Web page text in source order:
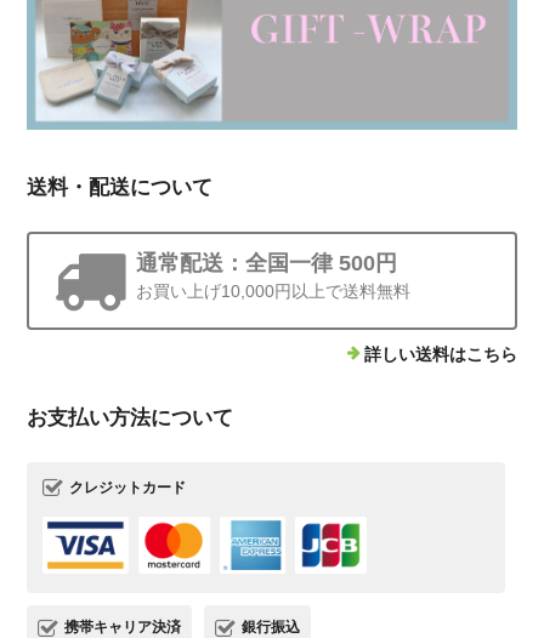
送料・配送について
通常配送：全国一律 500円
お買い上げ10,000円以上で送料無料
詳しい送料はこちら
お支払い方法について
クレジットカード
携帯キャリア決済 銀行振込